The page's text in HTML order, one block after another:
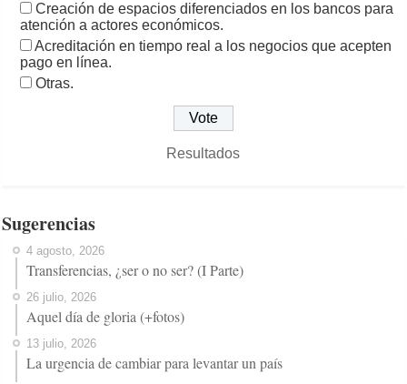
Creación de espacios diferenciados en los bancos para
atención a actores económicos.
Acreditación en tiempo real a los negocios que acepten
pago en línea.
Otras.
Resultados
Sugerencias
4 agosto, 2026
Transferencias, ¿ser o no ser? (I Parte)
26 julio, 2026
Aquel día de gloria (+fotos)
13 julio, 2026
La urgencia de cambiar para levantar un país